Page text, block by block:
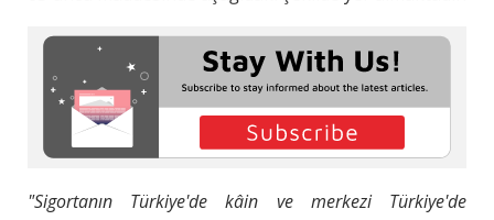
"Sigortanın Türkiye'de kâin ve merkezi Türkiye'de